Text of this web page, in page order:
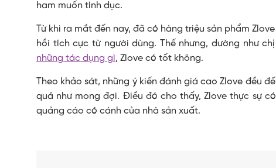
ham muốn tình dục.
Từ khi ra mắt đến nay, đã có hàng triệu sản phẩm
hồi tích cực từ người dùng. Thế nhưng, dường như
những tác dụng gì, Zlove có tốt không.
Theo khảo sát, những ý kiến đánh giá cao Zlove đều
quả như mong đợi. Điều đó cho thấy, Zlove thực sự
quảng cáo có cánh của nhà sản xuất.